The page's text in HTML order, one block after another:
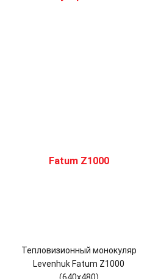
Тепловизионный монокуляр
Levenhuk Fatum Z1000